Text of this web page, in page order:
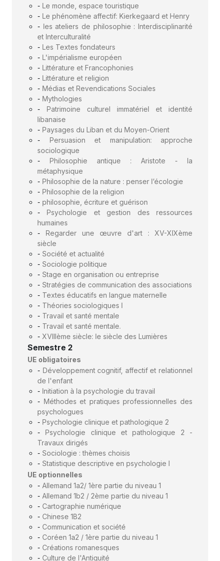
- Le monde, espace touristique
- Le phénomène affectif: Kierkegaard et Henry
- les ateliers de philosophie : Interdisciplinarité
et Interculturalité
- Les Textes fondateurs
- L'impérialisme européen
- Littérature et Francophonies
- Littérature et religion
- Médias et Revendications Sociales
- Mythologies
- Patrimoine culturel immatériel et identité
libanaise
- Paysages du Liban et du Moyen-Orient
- Persuasion et manipulation: approche
sociologique
- Philosophie antique : Aristote - la
métaphysique
- Philosophie de la nature : penser l’écologie
- Philosophie de la religion
- philosophie, écriture et guérison
-Psychologie et gestion des ressources
humaines
- Regarder une œuvre d'art : XV-XIXème
siècle
- Société et actualité
- Sociologie politique
- Stage en organisation ou entreprise
- Stratégies de communication des associations
- Textes éducatifs en langue maternelle
- Théories sociologiques I
- Travail et santé mentale
- Travail et santé mentale.
- XVIIIème siècle: le siècle des Lumières
Semestre 2
UE obligatoires
- Développement cognitif, affectif et relationnel
de l'enfant
- Initiation à la psychologie du travail
- Méthodes et pratiques professionnelles des
psychologues
- Psychologie clinique et pathologique 2
-Psychologie clinique et pathologique 2 -
Travaux dirigés
- Sociologie : thèmes choisis
- Statistique descriptive en psychologie I
UE optionnelles
- Allemand 1a2/ 1ère partie du niveau 1
- Allemand 1b2 / 2ème partie du niveau 1
- Cartographie numérique
- Chinese 1B2
- Communication et société
- Coréen 1a2 / 1ère partie du niveau 1
- Créations romanesques
- Culture de l'Antiquité